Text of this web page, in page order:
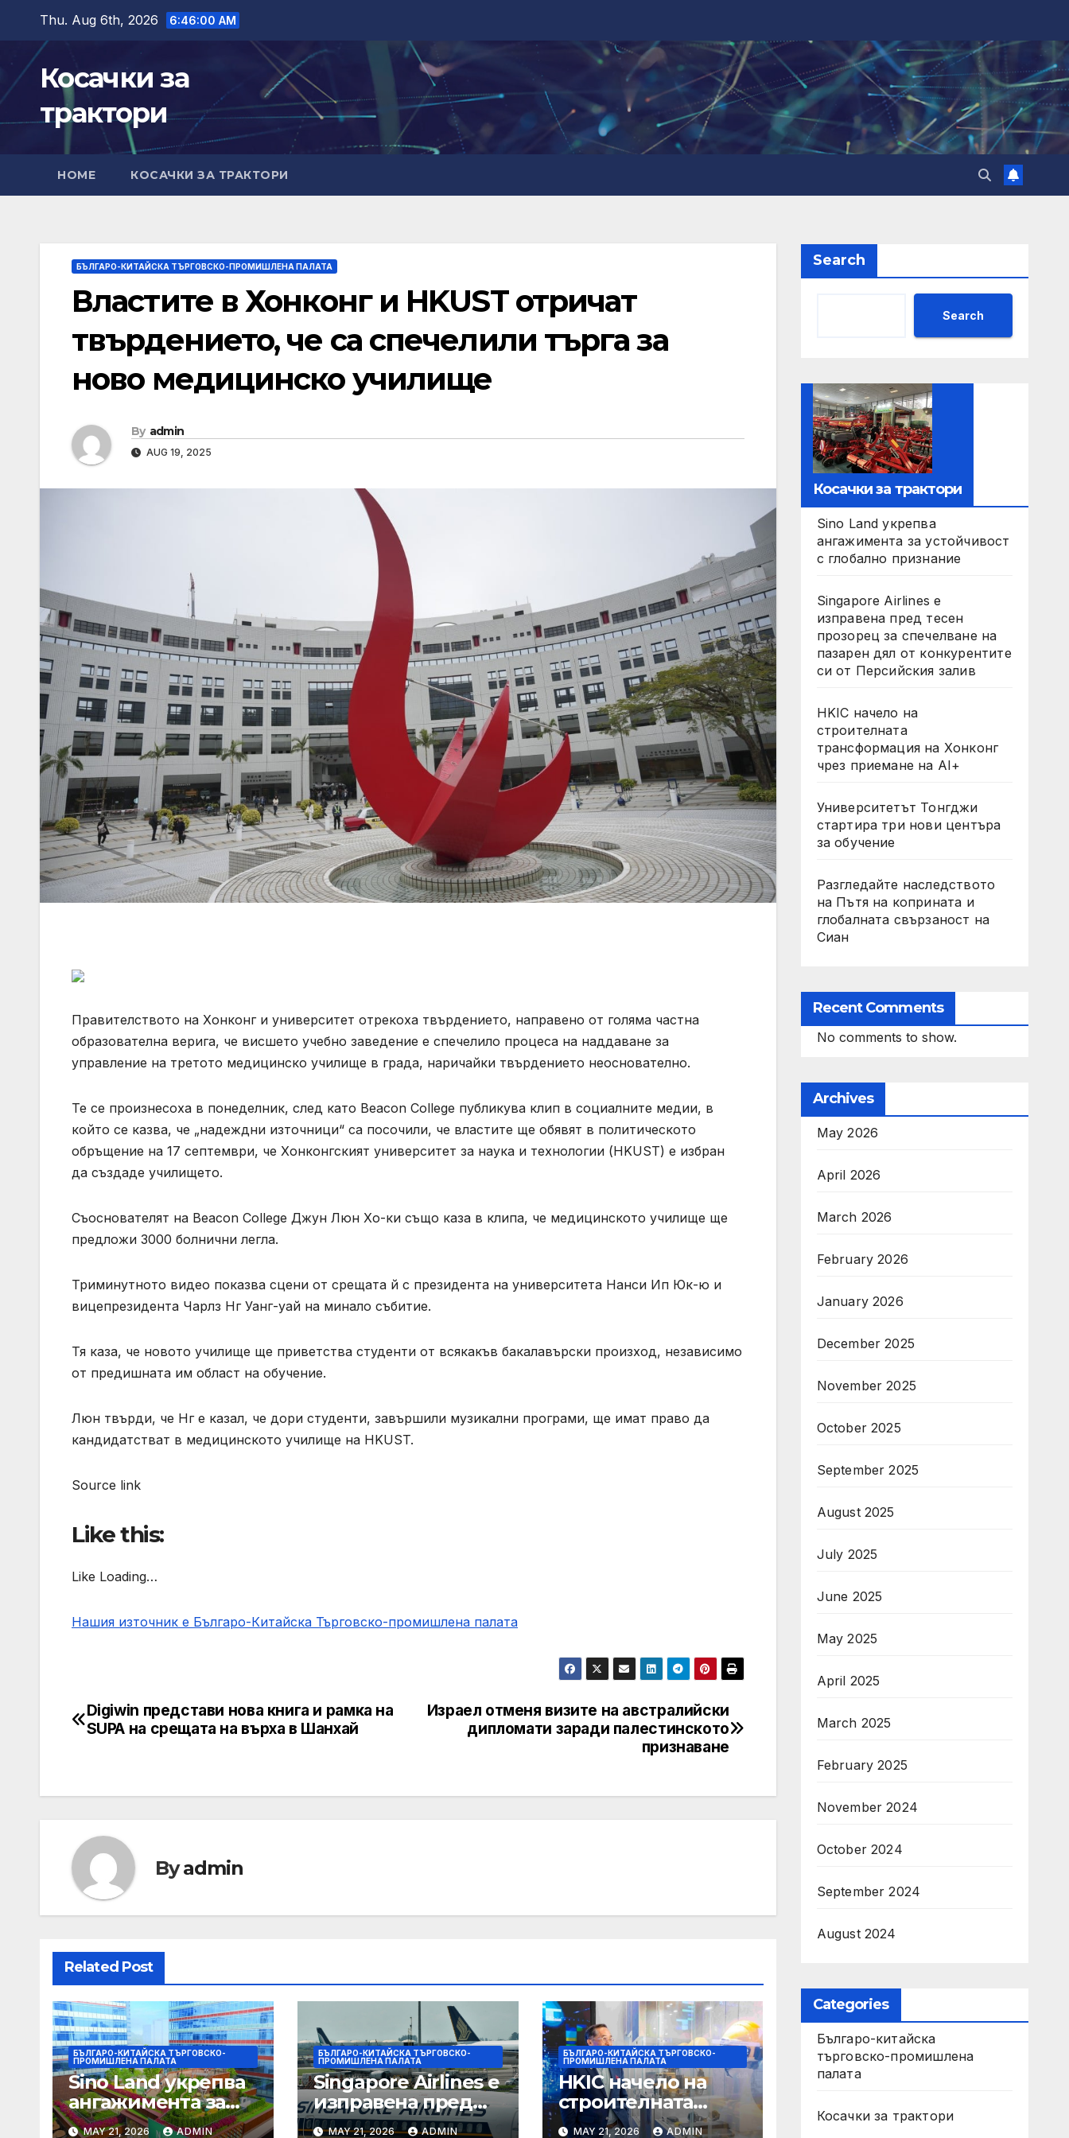
content
Thu. Aug 6th, 2026 6:46:01 AM
Косачки за
трактори
HOME КОСАЧКИ ЗА ТРАКТОРИ
БЪЛГАРО-КИТАЙСКА ТЪРГОВСКО-ПРОМИШЛЕНА ПАЛАТА
Властите в Хонконг и HKUST отричат
твърдението, че са спечелили търга за
ново медицинско училище
By admin
AUG 19, 2025
Правителството на Хонконг и университет отрекоха твърдението, направено от голяма частна
образователна верига, че висшето учебно заведение е спечелило процеса на наддаване за
управление на третото медицинско училище в града, наричайки твърдението неоснователно.
Те се произнесоха в понеделник, след като Beacon College публикува клип в социалните медии, в
който се казва, че „надеждни източници“ са посочили, че властите ще обявят в политическото
обръщение на 17 септември, че Хонконгският университет за наука и технологии (HKUST) е избран
да създаде училището.
Съоснователят на Beacon College Джун Люн Хо-ки също каза в клипа, че медицинското училище ще
предложи 3000 болнични легла.
Триминутното видео показва сцени от срещата й с президента на университета Нанси Ип Юк-ю и
вицепрезидента Чарлз Нг Уанг-уай на минало събитие.
Тя каза, че новото училище ще приветства студенти от всякакъв бакалавърски произход, независимо
от предишната им област на обучение.
Люн твърди, че Нг е казал, че дори студенти, завършили музикални програми, ще имат право да
кандидатстват в медицинското училище на HKUST.
Source link
Like this:
Like Loading…
Нашия източник е Българо-Китайска Търговско-промишлена палaта
Post
Израел отменя визите на австралийски
дипломати заради палестинското
признаване
Digiwin представи нова книга и рамка на
SUPA на срещата на върха в Шанхай
Byadmin
Related Post
БЪЛГАРО-КИТАЙСКА ТЪРГОВСКО-
ПРОМИШЛЕНА ПАЛАТА
Sino Land укрепва
ангажимента за
устойчивост с
MAY 21, 2026 ADMIN
БЪЛГАРО-КИТАЙСКА ТЪРГОВСКО-
ПРОМИШЛЕНА ПАЛАТА
Singapore Airlines е
изправена пред
тесен прозорец за
MAY 21, 2026 ADMIN
БЪЛГАРО-КИТАЙСКА ТЪРГОВСКО-
ПРОМИШЛЕНА ПАЛАТА
HKIC начело на
строителната
трансформация на
MAY 21, 2026 ADMIN
Search
Search
Косачки за трактори
Sino Land укрепва
ангажимента за устойчивост
с глобално признание
Singapore Airlines е
изправена пред тесен
прозорец за спечелване на
пазарен дял от конкурентите
си от Персийския залив
HKIC начело на
строителната
трансформация на Хонконг
чрез приемане на AI+
Университетът Тонгджи
стартира три нови центъра
за обучение
Разгледайте наследството
на Пътя на коприната и
глобалната свързаност на
Сиан
Recent Comments
No comments to show.
Archives
May 2026
April 2026
March 2026
February 2026
January 2026
December 2025
November 2025
October 2025
September 2025
August 2025
July 2025
June 2025
May 2025
April 2025
March 2025
February 2025
November 2024
October 2024
September 2024
August 2024
Categories
Българо-китайска
търговско-промишлена
палата
Косачки за трактори